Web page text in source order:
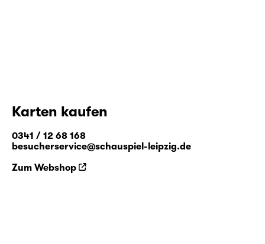
Karten kaufen
0341 / 12 68 168
besucherservice@schauspiel-leipzig.de
Zum Webshop